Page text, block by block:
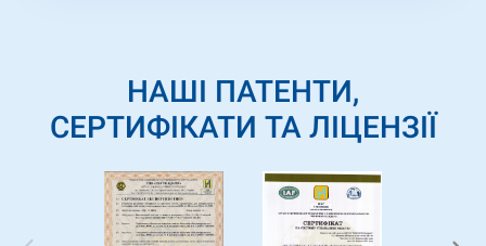
НАШІ ПАТЕНТИ,
СЕРТИФІКАТИ ТА ЛІЦЕНЗІЇ